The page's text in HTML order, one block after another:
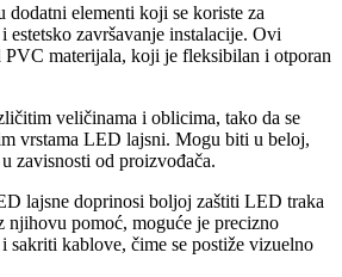
dodatni elementi koji se koriste za
estetsko završavanje instalacije. Ovi
PVC materijala, koji je fleksibilan i otporan
veličinama i oblicima, tako da se
vrstama LED lajsni. Mogu biti u beloj,
zavisnosti od proizvođača.
lajsne doprinosi boljoj zaštiti LED traka
njihovu pomoć, moguće je precizno
sakriti kablove, čime se postiže vizuelno